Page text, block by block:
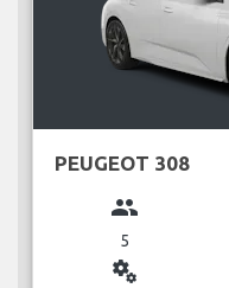
PEUGEOT 308
group
5
miscellaneous_services